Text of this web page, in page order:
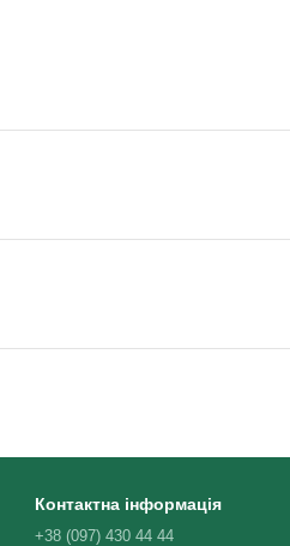
Контактна інформація
+38 (097) 430 44 44